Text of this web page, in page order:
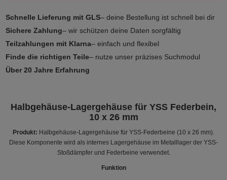
Schnelle Lieferung mit GLS– deine Bestellung ist schnell bei dir
Sichere Zahlung– wir schützen deine Daten sorgfältig
Teilzahlungen mit Klarna– einfach und flexibel
Finde die richtigen Teile– nutze unser präzises Suchmodul
Über 20 Jahre Erfahrung
Halbgehäuse-Lagergehäuse für YSS Federbein,
10 x 26 mm
Produkt: Halbgehäuse-Lagergehäuse für YSS-Federbeine (10 x 26 mm).
Diese Komponente wird als internes Lagergehäuse im Metalllager der YSS-
Stoßdämpfer und Federbeine verwendet.
Funktion